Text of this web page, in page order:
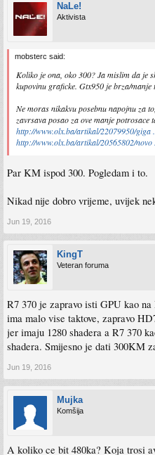
NaLe!
Aktivista
mobsterc said:
Koliko je ona, oko 300? Ja mislim da je
kupovinu graficke. Gtx950 je brza/manje
Ne moras nikakvu posebnu napojnu za
zavrsava posao za ove manje
http://www.olx.ba/artikal/22079950/giga
http://www.olx.ba/artikal/20565802/novo
Par KM ispod 300. Pogledam i to.
Nikad nije dobro vrijeme, uvijek
Jun 19, 2016
KingT
Veteran foruma
R7 370 je zapravo isti GPU kao
ima malo vise taktove, zapravo
jer imaju 1280 shadera a R7 370
shadera. Smijesno je dati 300KM
Jun 19, 2016
Mujka
Komšija
A koliko ce bit 480ka? Koja trosi